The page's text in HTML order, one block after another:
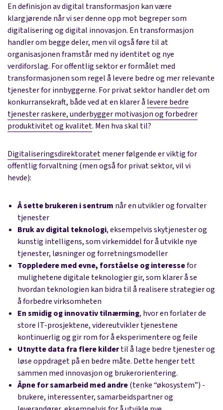
Endefinisjon av digital transformasjon kan være
klargjørende når vi ser denne opp mot begreper som
digitalisering og digital innovasjon. En transformasjon
handler om begge deler, men vil også føre til at
organisasjonen framstår med ny identitet og nye
verdiforslag. For offentlig sektor er formålet med
transformasjonen som regel å levere bedre og mer relevante
tjenester for innbyggerne. For privat sektor handler det om
konkurransekraft, både ved at en klarer å levere bedre
tjenester raskere, underbygger motivasjon og forbedrer
produktivitet og kvalitet. Men hva skal til?
Digitaliseringsdirektoratetmener følgende er viktig for
offentlig forvaltning (men også for privat sektor, vil vi
hevde):
Å sette brukeren i sentrum når en utvikler og forvalter
tjenester
Bruk av digital teknologi, eksempelvis skytjenester og
kunstig intelligens, som virkemiddel for å utvikle nye
tjenester, løsninger og forretningsmodeller
Toppledere med evne, forståelse og interessefor
mulighetene digitale teknologier gir, som klarer å se
hvordan teknologien kan bidra til å realisere strategier og
å forbedre virksomheten
En smidig og innovativ tilnærming, hvor en forlater de
store IT-prosjektene, videreutvikler tjenestene
kontinuerlig og gir rom for å eksperimentere og feile
Utnytte data fra flere kildertil å lage bedre tjenester og
løse oppdraget på en bedre måte. Dette henger tett
sammen med innovasjon og brukerorientering.
Åpne for samarbeid med andre(tenke “økosystem”) -
brukere, interessenter, samarbeidspartner og